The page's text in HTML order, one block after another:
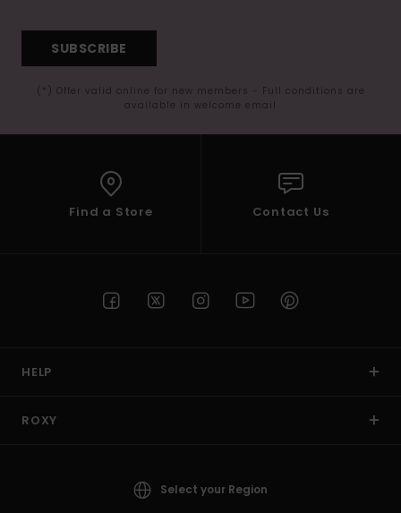
SUBSCRIBE
(*) Offer valid online for new members - Full conditions are
available in welcome email
Find a Store Contact Us
HELP
ROXY
Select your Region